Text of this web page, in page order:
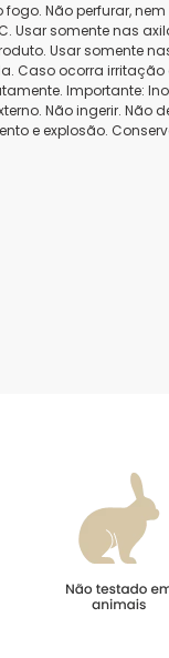
Não perfurar, nem
Usar somente nas
Usar somente
Caso ocorra
Importante:
Não ingerir. Não
e explosão.